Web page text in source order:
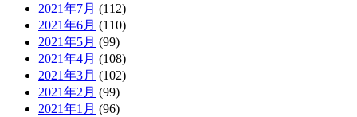
2021年7月 (112)
2021年6月 (110)
2021年5月 (99)
2021年4月 (108)
2021年3月 (102)
2021年2月 (99)
2021年1月 (96)